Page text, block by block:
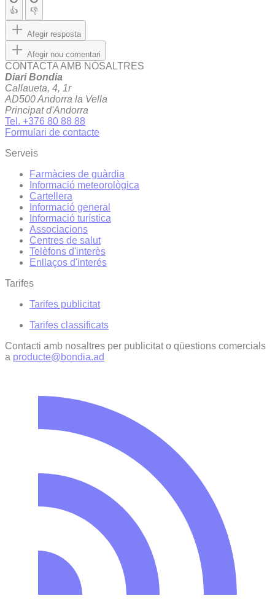
👍 👎
Afegir resposta
Afegir nou comentari
CONTACTA AMB NOSALTRES
Diari Bondia
Callaueta, 4, 1r
AD500 Andorra la Vella
Principat d'Andorra
Tel. +376 80 88 88
Formulari de contacte
Serveis
Farmàcies de guàrdia
Informació meteorològica
Cartellera
Informació general
Informació turística
Associacions
Centres de salut
Telèfons d'interès
Enllaços d'interés
Tarifes
Tarifes publicitat
Tarifes classificats
Contacti amb nosaltres per publicitat o qüestions comercials
a producte@bondia.ad